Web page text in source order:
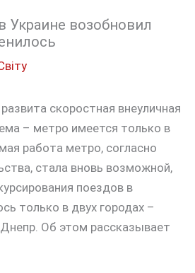
Украине возобновил
скоростная внеуличная
– метро имеется только в
работа метро, согласно
стала вновь возможной,
поездов в
только в двух городах –
Об этом рассказывает